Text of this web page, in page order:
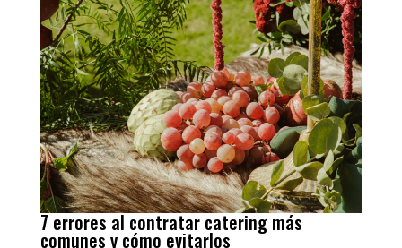
7 errores al contratar catering más
comunes y cómo evitarlos